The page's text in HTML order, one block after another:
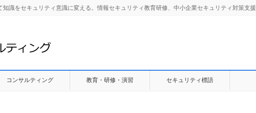
識をセキュリティ意識に変える。情報セキュリティ教育研修、中小企業セキュリティ対策支援
コンサルティング 教育・研修・演習 セキュリティ標語